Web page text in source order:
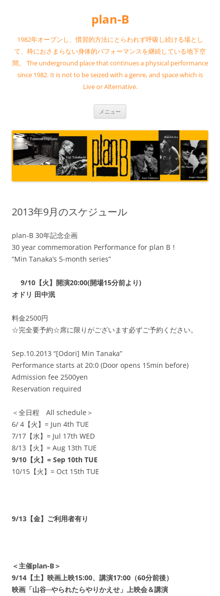
へ
キ
ッ
プ
plan-B
1982年オープンし、慣習的方法にとらわれず呼吸し続ける場とし
て、枠におさまらない身体的パフォーマンスを継続している地下空
間。 The underground place that continues a physical performance
since 1982. It is not to be seized with a genre, and space which is
Live or Alternative.
メニュー
2013年9月のスケジュール
plan-B 30年記念企画
30 year commemoration Performance for plan B！
“Min Tanaka’s 5-month series”
9/10【火】開演20:00(開場15分前より)
オドリ 田中泯
料金2500円
☆完全要予約☆席に限りがございます必ずご予約ください。
Sep.10.2013 “[Odori] Min Tanaka”
Performance starts at 20:0 (Door opens 15min before)
Admission fee 2500yen
Reservation required
＜全日程 All schedule＞
6/ 4【火】= Jun 4th TUE
7/17【水】= Jul 17th WED
8/13【火】= Aug 13th TUE
9/10【火】= Sep 10th TUE
10/15【火】= Oct 15th TUE
9/13【金】ご利用者有り
＜主催plan-B＞
9/14【土】映画上映15:00、講演17:00（60分前後）
映画「山谷─やられたらやりかえせ」上映会＆講演